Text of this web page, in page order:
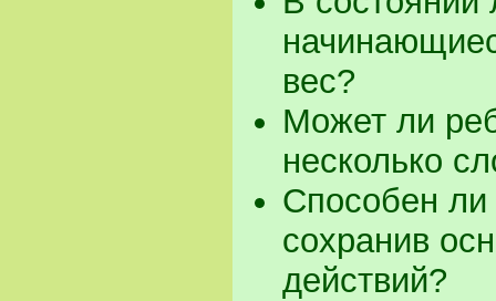
вес?
Может ли
несколько
Способен ли
сохранив
действий?